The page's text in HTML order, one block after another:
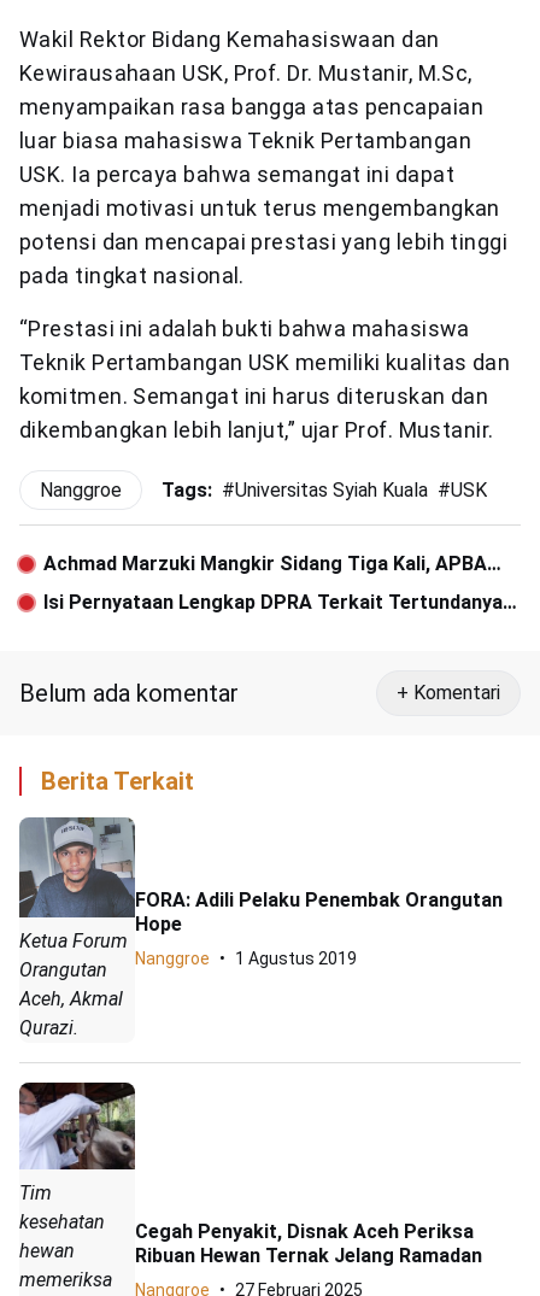
Wakil Rektor Bidang Kemahasiswaan dan
Kewirausahaan USK, Prof. Dr. Mustanir, M.Sc,
menyampaikan rasa bangga atas pencapaian
luar biasa mahasiswa Teknik Pertambangan
USK. Ia percaya bahwa semangat ini dapat
menjadi motivasi untuk terus mengembangkan
potensi dan mencapai prestasi yang lebih tinggi
pada tingkat nasional.
“Prestasi ini adalah bukti bahwa mahasiswa
Teknik Pertambangan USK memiliki kualitas dan
komitmen. Semangat ini harus diteruskan dan
dikembangkan lebih lanjut,” ujar Prof. Mustanir.
Nanggroe Tags: #Universitas Syiah Kuala #USK
Achmad Marzuki Mangkir Sidang Tiga Kali, APBA
2024 Terancam Molor
Isi Pernyataan Lengkap DPRA Terkait Tertundanya
Belum ada komentar + Komentari
Berita Terkait
Ketua Forum
Orangutan
Aceh, Akmal
Qurazi.
FORA: Adili Pelaku Penembak Orangutan
Hope
Nanggroe 1 Agustus 2019
Tim
kesehatan
hewan
memeriksa
Cegah Penyakit, Disnak Aceh Periksa
Ribuan Hewan Ternak Jelang Ramadan
Nanggroe 27 Februari 2025